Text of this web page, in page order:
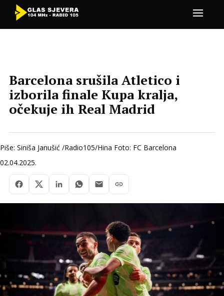
Barcelona srušila Atletico i
izborila finale Kupa kralja,
očekuje ih Real Madrid
Piše: Siniša Janušić /Radio105/Hina Foto: FC Barcelona
02.04.2025.